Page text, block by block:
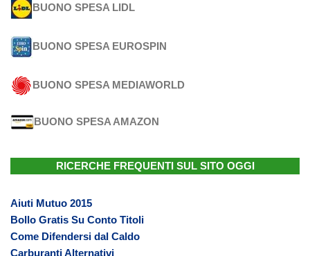
BUONO SPESA LIDL
BUONO SPESA EUROSPIN
BUONO SPESA MEDIAWORLD
BUONO SPESA AMAZON
RICERCHE FREQUENTI SUL SITO OGGI
Aiuti Mutuo 2015
Bollo Gratis Su Conto Titoli
Come Difendersi dal Caldo
Carburanti Alternativi